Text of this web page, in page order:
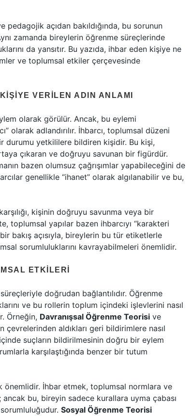
açıdan bakıldığında, bu sorunun
zamanda bireylerin öğrenme süreçlerinde
da yansıtır. Bu yazıda, ihbar eden kişiye ne
ve toplumsal etkiler çerçevesinde
VERILEN ADIN ANLAMI
olarak görülür. Ancak, bu eylemi
olarak adlandırılır. İhbarcı, toplumsal düzeni
durumu yetkililere bildiren kişidir. Bu kişi,
çıkaran ve doğruyu savunan bir figürdür.
bazen olumsuz çağrışımlar yapabileceğini de
genellikle “ihanet” olarak algılanabilir ve bu,
kişinin doğruyu savunma veya bir
toplumsal yapılar bazen ihbarcıyı “karakteri
bakış açısıyla, bireylerin bu tür etiketlerle
sorumluluklarını kavrayabilmeleri önemlidir.
ETKILERI
doğrudan bağlantılıdır. Öğrenme
ve bu rollerin toplum içindeki işlevlerini nasıl
Örneğin, Davranışsal Öğrenme Teorisi ve
aldıkları geri bildirimlere nasıl
suçların bildirilmesinin doğru bir eylem
karşılaştığında benzer bir tutum
önemlidir. İhbar etmek, toplumsal normlara ve
bu, bireyin sadece kurallara uyma çabası
Sosyal Öğrenme Teorisi